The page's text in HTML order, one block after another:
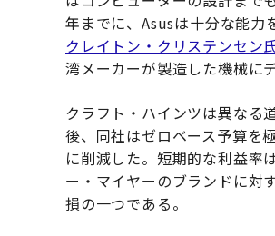
年までに、Asusは十分な能力
クレイトン・クリステンセン
湾メーカーが製造した機械に
クラフト・ハインツは異なる
後、同社はゼロベース予算を
に削減した。短期的な利益率
ー・マイヤーのブランドに対
損の一つである。